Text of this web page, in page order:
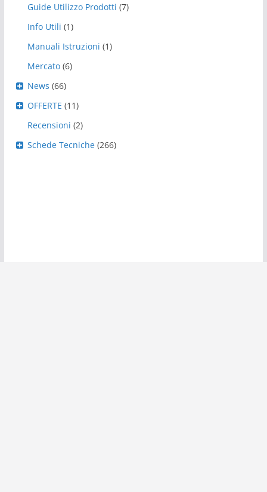
Guide Utilizzo Prodotti (7)
Info Utili (1)
Manuali Istruzioni (1)
Mercato (6)
News (66)
OFFERTE (11)
Recensioni (2)
Schede Tecniche (266)